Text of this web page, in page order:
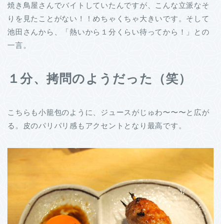
焼き鳥屋さんでバイトしていたんですが、こんな立派なそ
りを見たことがない！！めちゃくちゃ大きいです。そして
池田さんから、「熱いから１分くらい待ってから！」との
一言。
１分、拷問のようだった（笑）
こちらも小籠包のように、ジュースがじゅわ〜〜〜と広が
る。皮のパリパリ感もアクセントとなり最高です。